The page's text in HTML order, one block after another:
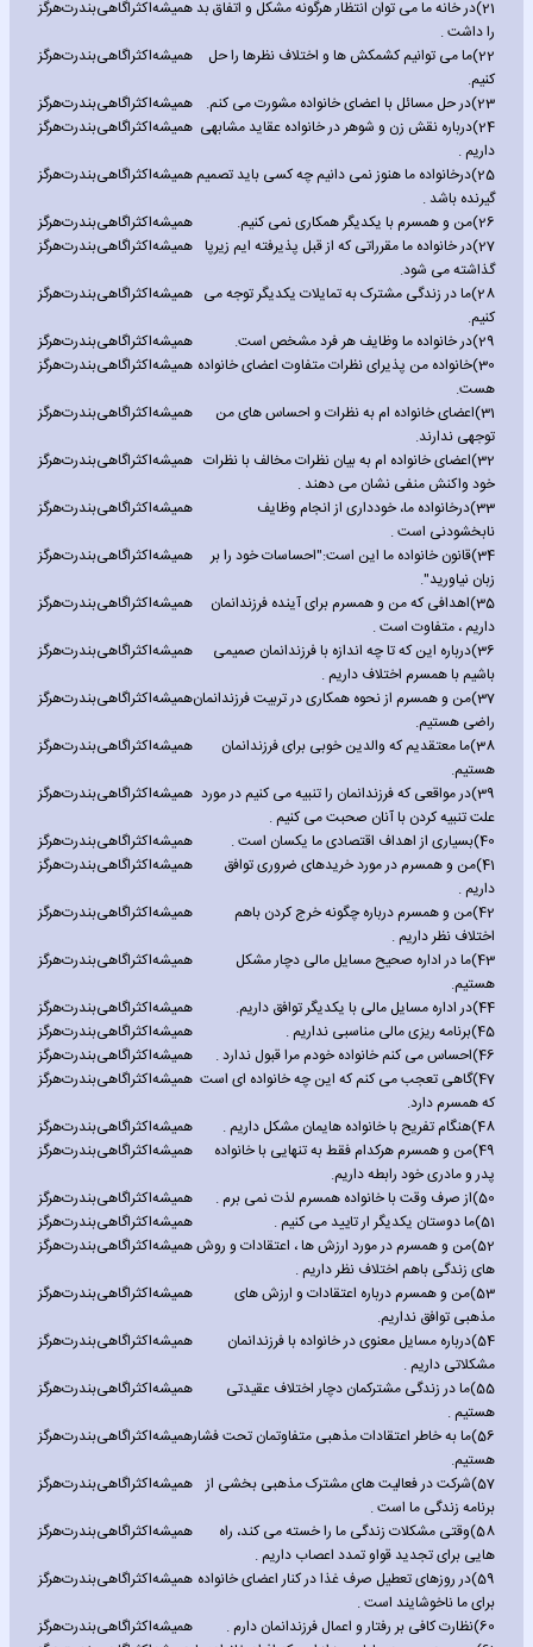
21) در خانه ما می توان انتظار هرگونه مشکل و اتفاق بد
را داشت .
همیشهاکثراگاهیبندرتهرگز
22) ما می توانیم کشمکش ها و اختلاف نظرها را حل
کنیم.
همیشهاکثراگاهیبندرتهرگز
23) در حل مسائل با اعضای خانواده مشورت می کنم. همیشهاکثراگاهیبندرتهرگز
24) درباره نقش زن و شوهر در خانواده عقاید مشابهی
داریم .
همیشهاکثراگاهیبندرتهرگز
25) درخانواده ما هنوز نمی دانیم چه کسی باید تصمیم
گیرنده باشد .
همیشهاکثراگاهیبندرتهرگز
26) من و همسرم با یکدیگر همکاری نمی کنیم. همیشهاکثراگاهیبندرتهرگز
27) در خانواده ما مقرراتی که از قبل پذیرفته ایم زیرپا
گذاشته می شود.
همیشهاکثراگاهیبندرتهرگز
28) ما در زندگی مشترک به تمایلات یکدیگر توجه می
کنیم.
همیشهاکثراگاهیبندرتهرگز
29) در خانواده ما وظایف هر فرد مشخص است. همیشهاکثراگاهیبندرتهرگز
30) خانواده من پذیرای نظرات متفاوت اعضای خانواده
هست.
همیشهاکثراگاهیبندرتهرگز
31) اعضای خانواده ام به نظرات و احساس های من
توجهی ندارند.
همیشهاکثراگاهیبندرتهرگز
32) اعضای خانواده ام به بیان نظرات مخالف با نظرات
خود واکنش منفی نشان می دهند .
همیشهاکثراگاهیبندرتهرگز
33) درخانواده ما، خودداری از انجام وظایف
نابخشودنی است .
همیشهاکثراگاهیبندرتهرگز
34) قانون خانواده ما این است:"احساسات خود را بر
زبان نیاورید".
همیشهاکثراگاهیبندرتهرگز
35) اهدافی که من و همسرم برای آینده فرزندانمان
داریم ، متفاوت است .
همیشهاکثراگاهیبندرتهرگز
36) درباره این که تا چه اندازه با فرزندانمان صمیمی
باشیم با همسرم اختلاف داریم .
همیشهاکثراگاهیبندرتهرگز
37) من و همسرم از نحوه همکاری در تربیت فرزندانمان
راضی هستیم.
همیشهاکثراگاهیبندرتهرگز
38) ما معتقدیم که والدین خوبی برای فرزندانمان
هستیم.
همیشهاکثراگاهیبندرتهرگز
39) در مواقعی که فرزندانمان را تنبیه می کنیم در مورد
علت تنبیه کردن با آنان صحبت می کنیم .
همیشهاکثراگاهیبندرتهرگز
40) بسیاری از اهداف اقتصادی ما یکسان است . همیشهاکثراگاهیبندرتهرگز
41) من و همسرم در مورد خریدهای ضروری توافق
داریم .
همیشهاکثراگاهیبندرتهرگز
42) من و همسرم درباره چگونه خرج کردن باهم
اختلاف نظر داریم .
همیشهاکثراگاهیبندرتهرگز
43) ما در اداره صحیح مسایل مالی دچار مشکل
هستیم.
همیشهاکثراگاهیبندرتهرگز
44) در اداره مسایل مالی با یکدیگر توافق داریم. همیشهاکثراگاهیبندرتهرگز
45) برنامه ریزی مالی مناسبی نداریم . همیشهاکثراگاهیبندرتهرگز
46) احساس می کنم خانواده خودم مرا قبول ندارد . همیشهاکثراگاهیبندرتهرگز
47) گاهی تعجب می کنم که این چه خانواده ای است
که همسرم دارد.
همیشهاکثراگاهیبندرتهرگز
48) هنگام تفریح با خانواده هایمان مشکل داریم . همیشهاکثراگاهیبندرتهرگز
49) من و همسرم هرکدام فقط به تنهایی با خانواده
پدر و مادری خود رابطه داریم.
همیشهاکثراگاهیبندرتهرگز
50) از صرف وقت با خانواده همسرم لذت نمی برم . همیشهاکثراگاهیبندرتهرگز
51) ما دوستان یکدیگر ار تایید می کنیم . همیشهاکثراگاهیبندرتهرگز
52) من و همسرم در مورد ارزش ها ، اعتقادات و روش
های زندگی باهم اختلاف نظر داریم .
همیشهاکثراگاهیبندرتهرگز
53) من و همسرم درباره اعتقادات و ارزش های
مذهبی توافق نداریم.
همیشهاکثراگاهیبندرتهرگز
54) درباره مسایل معنوی در خانواده با فرزندانمان
مشکلاتی داریم .
همیشهاکثراگاهیبندرتهرگز
55) ما در زندگی مشترکمان دچار اختلاف عقیدتی
هستیم .
همیشهاکثراگاهیبندرتهرگز
56) ما به خاطر اعتقادات مذهبی متفاوتمان تحت فشار
هستیم.
همیشهاکثراگاهیبندرتهرگز
57) شرکت در فعالیت های مشترک مذهبی بخشی از
برنامه زندگی ما است .
همیشهاکثراگاهیبندرتهرگز
58) وقتی مشکلات زندگی ما را خسته می کند، راه
هایی برای تجدید قواو تمدد اعصاب داریم .
همیشهاکثراگاهیبندرتهرگز
59) در روزهای تعطیل صرف غذا در کنار اعضای خانواده
برای ما ناخوشایند است .
همیشهاکثراگاهیبندرتهرگز
60) نظارت کافی بر رفتار و اعمال فرزندانمان دارم . همیشهاکثراگاهیبندرتهرگز